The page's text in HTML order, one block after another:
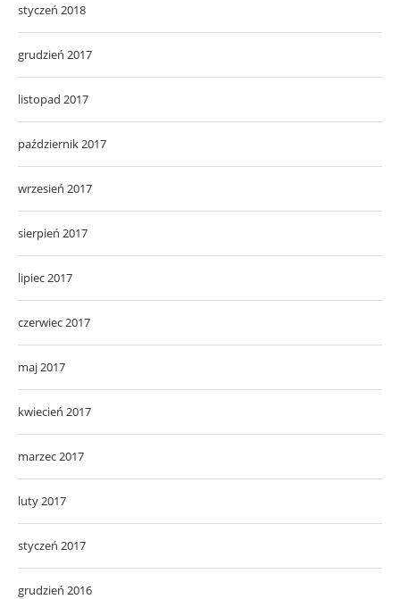
styczeń 2018
grudzień 2017
listopad 2017
październik 2017
wrzesień 2017
sierpień 2017
lipiec 2017
czerwiec 2017
maj 2017
kwiecień 2017
marzec 2017
luty 2017
styczeń 2017
grudzień 2016